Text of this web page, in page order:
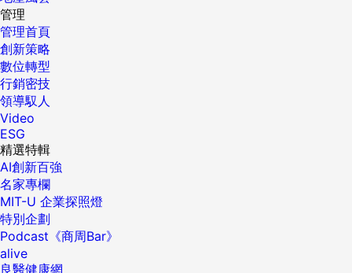
管理
管理首頁
創新策略
數位轉型
行銷密技
領導馭人
Video
ESG
精選特輯
AI創新百強
名家專欄
MIT-U 企業探照燈
特別企劃
Podcast《商周Bar》
alive
良醫健康網